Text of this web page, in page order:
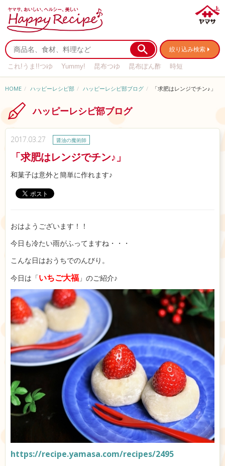
絞り込み検索
これ!うま!!つゆ Yummy! 昆布つゆ 昆布ぽん酢
時短
HOME
ハッピーレシピ部 ハッピーレシピ部ブログ 「求肥はレンジでチン♪」
ハッピーレシピ部ブログ
2017.03.27 醤油の魔術師
「求肥はレンジでチン♪」
和菓子は意外と簡単に作れます♪
おはようございます！！
今日も冷たい雨がふってますね・・・
こんな日はおうちでのんびり。
今日は「いちご大福 」のご紹介♪
https://recipe.yamasa.com/recipes/2495